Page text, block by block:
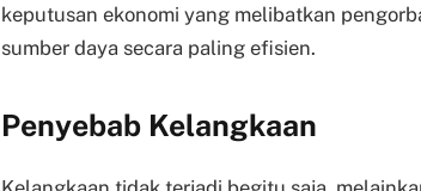
keputusan ekonomi yang melibatkan
sumber daya secara paling efisien.
Penyebab Kelangkaan